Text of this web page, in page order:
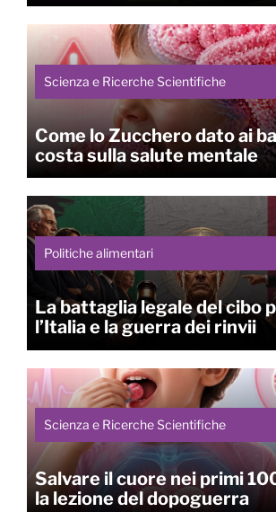
Scienza e Ricerche Scientifiche
Come lo Zucchero dato ai
costa sulla salute mentale
Politiche alimentari
La battaglia legale del cibo
l’Italia e la guerra dei rinvii
Scienza e Ricerche Scientifiche
Salvare il cuore nei primi
la lezione del dopoguerra